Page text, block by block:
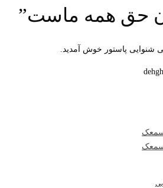
حق همه ماست”
شنوایی پاستور خوش آمدید.